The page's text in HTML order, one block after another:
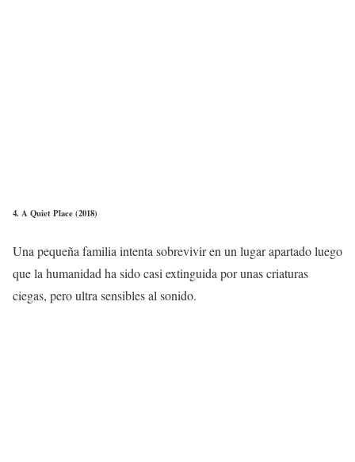
4. A Quiet Place (2018)
Una pequeña familia intenta sobrevivir en un lugar apartado luego
que la humanidad ha sido casi extinguida por unas criaturas
ciegas, pero ultra sensibles al sonido.